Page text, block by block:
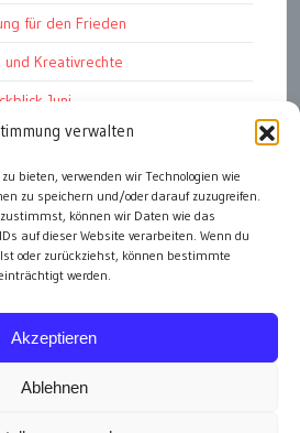
verwalten
bieten, verwenden wir Technologien wie
zu speichern und/oder darauf zuzugreifen.
können wir Daten wie das
auf dieser Website verarbeiten. Wenn du
oder zurückziehst, können bestimmte
werden.
Akzeptieren
Ablehnen
für den Frieden
und Kreativrechte
Juni
letztlich ankommt
Studie 2026
im Weltmuseum
alle Events